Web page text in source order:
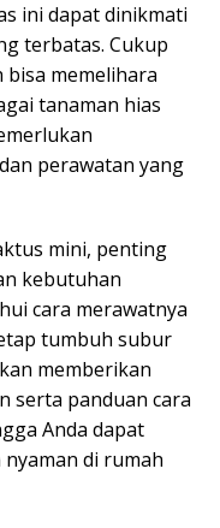
ini dapat dinikmati
terbatas. Cukup
bisa memelihara
tanaman hias
perawatan yang
mini, penting
kebutuhan
cara merawatnya
tumbuh subur
memberikan
serta panduan cara
Anda dapat
di rumah